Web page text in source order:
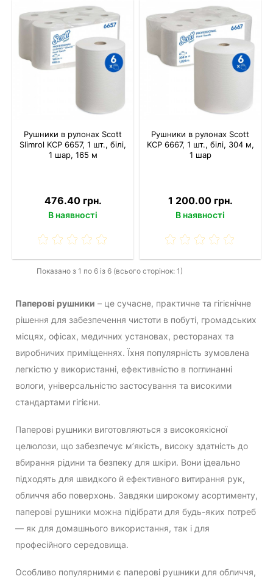
Рушники в рулонах Scott
Slimrol KCP 6657, 1 шт., білі,
1 шар, 165 м
476.40 грн.
В наявності
Рушники в рулонах Scott
KCP 6667, 1 шт., білі, 304 м,
1 шар
1 200.00 грн.
В наявності
Показано з 1 по 6 із 6 (всього сторінок: 1)
Паперові рушники – це сучасне, практичне та гігієнічне
рішення для забезпечення чистоти в побуті, громадських
місцях, офісах, медичних установах, ресторанах та
виробничих приміщеннях. Їхня популярність зумовлена
легкістю у використанні, ефективністю в поглинанні
вологи, універсальністю застосування та високими
стандартами гігієни.
Паперові рушники виготовляються з високоякісної
целюлози, що забезпечує м’якість, високу здатність до
вбирання рідини та безпеку для шкіри. Вони ідеально
підходять для швидкого й ефективного витирання рук,
обличчя або поверхонь. Завдяки широкому асортименту,
паперові рушники можна підібрати для будь-яких потреб
— як для домашнього використання, так і для
професійного середовища.
Особливо популярними є паперові рушники для обличчя,